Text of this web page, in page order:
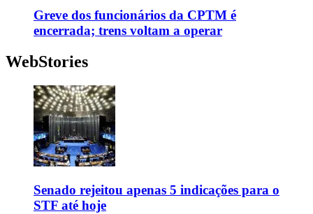
Greve dos funcionários da CPTM é
encerrada; trens voltam a operar
WebStories
Senado rejeitou apenas 5 indicações para o
STF até hoje